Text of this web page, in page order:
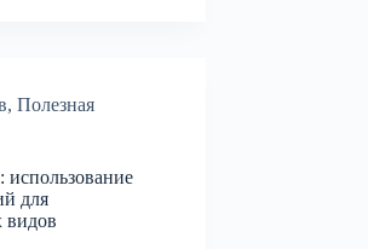
,Полезная
для
видов